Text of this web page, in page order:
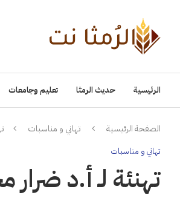
الرئيسية حديث الرمثا تعليم وجامعات
الصفحة الرئيسية تهاني و مناسبات
تهاني و مناسبات
تهنئة لـ أ.د